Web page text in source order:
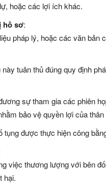
hoặc các lợi ích khác.
hồ sơ:
pháp lý, hoặc các văn bản
tuân thủ đúng quy định
sự tham gia các phiên
bảo vệ quyền lợi của thân
tụng được thực hiện công
việc thương lượng với bên
hại.